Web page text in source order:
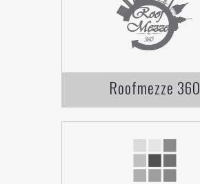
Roofmezze 360